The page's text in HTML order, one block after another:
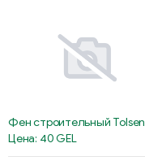
Фен строительный Tolsen
Цена: 40 GEL